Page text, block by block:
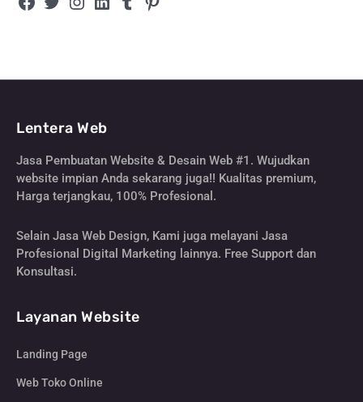
Lentera Web
Jasa Pembuatan Website & Desain Web #1. Wujudkan
website impian Anda sekarang juga!! Kualitas premium,
Harga terjangkau, 100% Profesional.
Selain Jasa Web Design, Kami juga melayani Jasa
Profesional Digital Marketing lainnya. Free Support dan
Konsultasi.
Layanan Website
Landing Page
Web Toko Online